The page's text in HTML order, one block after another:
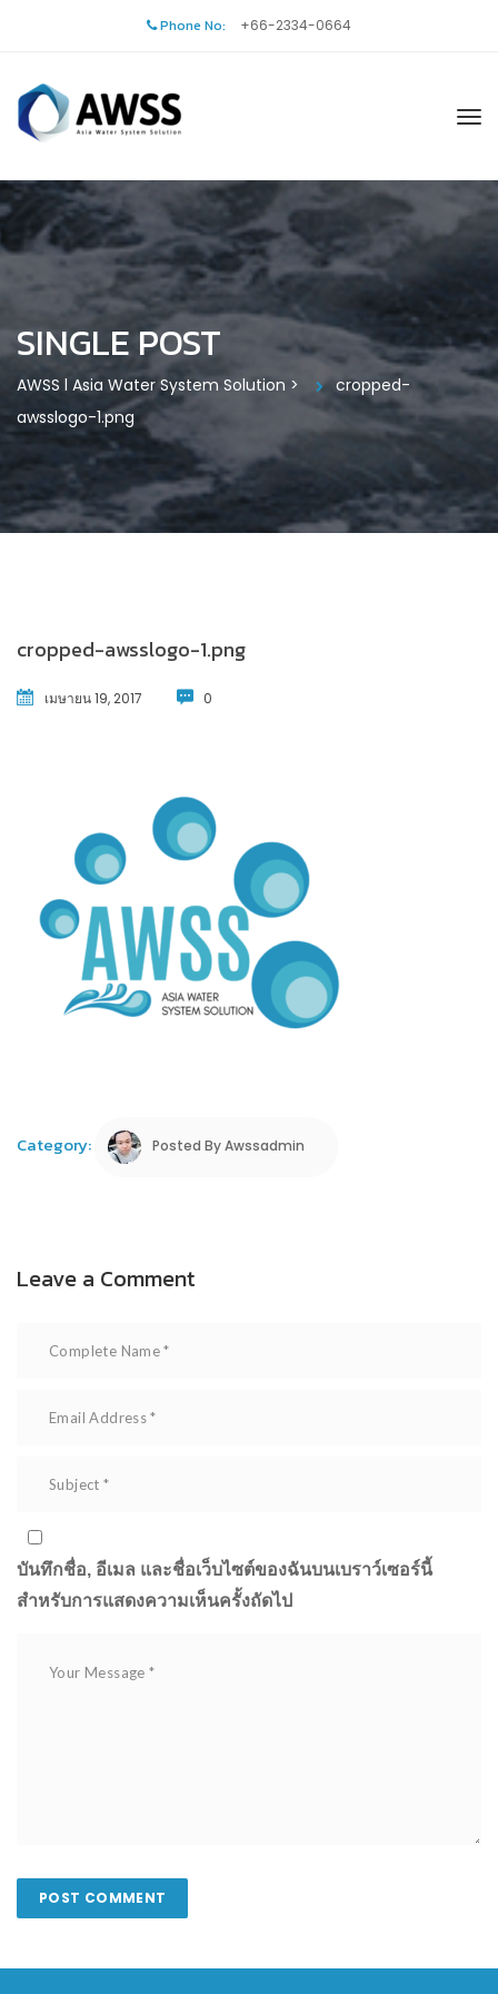
Phone No: +66-2334-0664
SINGLE POST
AWSS l Asia Water System Solution >
cropped-
awsslogo-1.png
cropped-awsslogo-1.png
เมษายน 19, 2017 0
Category: Posted ByAwssadmin
Leave a Comment
บันทึกชื่อ, อีเมล และชื่อเว็บไซต์ของฉันบนเบราว์เซอร์นี้
สำหรับการแสดงความเห็นครั้งถัดไป